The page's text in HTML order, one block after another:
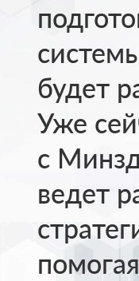
будет
Уже
с
ведет